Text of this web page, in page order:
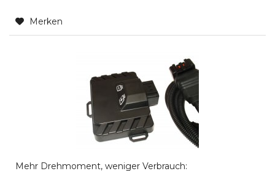
Merken
Mehr Drehmoment, weniger Verbrauch: